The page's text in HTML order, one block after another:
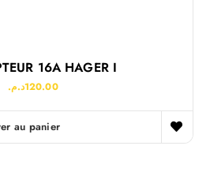
16A HAGER I
120.00د.م.
au panier